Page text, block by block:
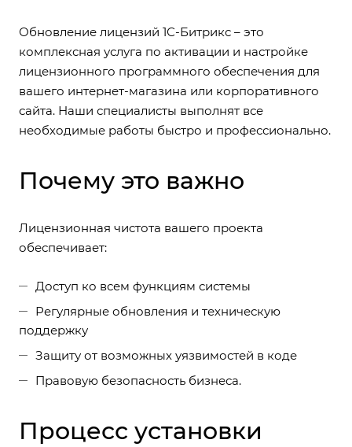
Обновление лицензий 1С-Битрикс – это
комплексная услуга по активации и настройке
лицензионного программного обеспечения для
вашего интернет-магазина или корпоративного
сайта. Наши специалисты выполнят все
необходимые работы быстро и профессионально.
Почему это важно
Лицензионная чистота вашего проекта
обеспечивает:
Доступ ко всем функциям системы
Регулярные обновления и техническую
поддержку
Защиту от возможных уязвимостей в коде
Правовую безопасность бизнеса.
Процесс установки